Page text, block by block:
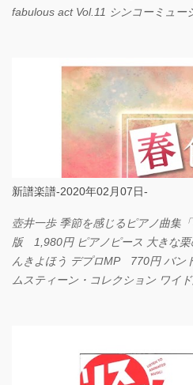
fabulous act Vol.11 シンコーミュ
新譜楽譜-2020年02月07日-
壺井一歩 季節を感じるピアノ曲集
版 1,980円 ピアノピース 大きな栗
んきよほう デプロMP 770円 バン
ムスティーン・コレクション ワイ